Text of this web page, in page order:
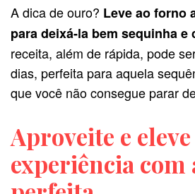
A dica de ouro? Leve ao forno
para deixá-la bem sequinha e
receita, além de rápida, pode
dias, perfeita para aquela
que você não consegue parar
Aproveite e
experiência com